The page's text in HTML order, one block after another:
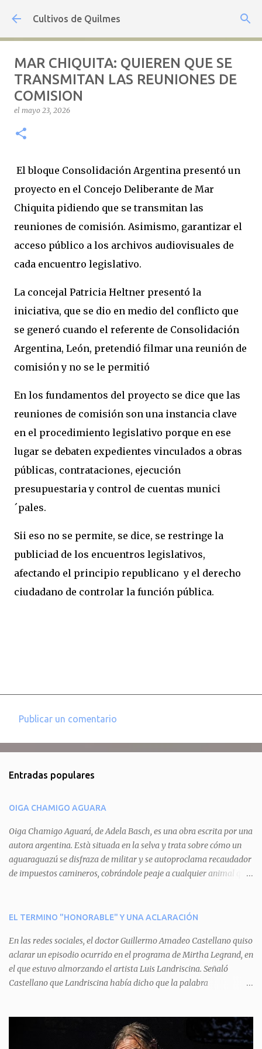
Ir al contenido principal
Cultivos de Quilmes
MAR CHIQUITA: QUIEREN QUE SE
TRANSMITAN LAS REUNIONES DE
COMISION
el mayo 23, 2026
El bloque Consolidación Argentina presentó un
proyecto en el Concejo Deliberante de Mar
Chiquita pidiendo que se transmitan las
reuniones de comisión. Asimismo, garantizar el
acceso público a los archivos audiovisuales de
cada encuentro legislativo.
La concejal Patricia Heltner presentó la
iniciativa, que se dio en medio del conflicto que
se generó cuando el referente de Consolidación
Argentina, León, pretendió filmar una reunión de
comisión y no se le permitió
En los fundamentos del proyecto se dice que las
reuniones de comisión son una instancia clave
en el procedimiento legislativo porque en ese
lugar se debaten expedientes vinculados a obras
públicas, contrataciones, ejecución
presupuestaria y control de cuentas munici
´pales.
Sii eso no se permite, se dice, se restringe la
publiciad de los encuentros legislativos,
afectando el principio republicano y el derecho
ciudadano de controlar la función pública.
e
t
a
r
i
o
Publicar un comentario
Entradas populares
OIGA CHAMIGO AGUARA
Oiga Chamigo Aguará, de Adela Basch, es una obra escrita por una
autora argentina. Està situada en la selva y trata sobre cómo un
aguaraguazú se disfraza de militar y se autoproclama recaudador
de impuestos camineros, cobrándole peaje a cualquier animal que
aguará le provoca. De igual manera pasa con Tatú, el armadillo.
del aguará y pasa sin pagar. Por último, Tui, la cotorra, deja
expuesta la mentira del aguará y arenga a los otros tres
personajes a unirse para enfrentarlo. Finalmente, terminan por
quitarle el disfraz de militar, y el aguará huye despavorido al verse
una propuesta muy divertida con canciones en vivo, máscaras, una
EL TERMINO "HONORABLE" Y UNA ACLARACIÓN
En las redes sociales, el doctor Guillermo Amadeo Castellano quiso
aclarar un episodio ocurrido en el programa de Mirtha Legrand, en
el que estuvo almorzando el artista Luis Landriscina. Señaló
Castellano que Landriscina había dicho que la palabra
servicio a la patria y debía ser sin remuneración". Agrega el letrado
que "todos enmudecieron en la mesa, pero por NO SABER.